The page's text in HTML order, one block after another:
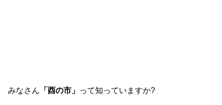
みなさん 「酉の市」 って知っていますか?